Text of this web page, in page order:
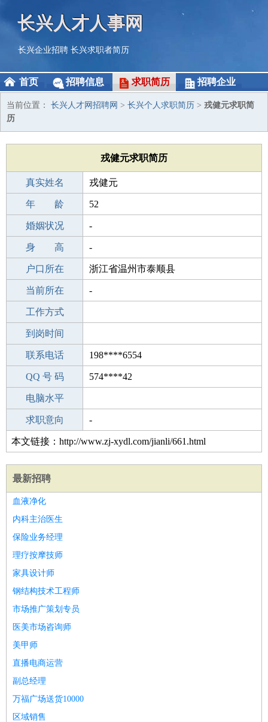
长兴人才人事网
长兴企业招聘 长兴求职者简历
首页 招聘信息 求职简历 招聘企业
当前位置： 长兴人才网招聘网 > 长兴个人求职简历 > 戎健元求职简
历
戎健元求职简历
真实姓名 戎健元
性 别 男
年 龄 52
出生年月 1974-09-26
婚姻状况 -
学 历 中专
身 高 -
毕业学校 中专
户口所在 浙江省温州市泰顺县
所学专业 -
当前所在 -
工作经验
工作方式
驾 照
到岗时间
期望月薪
联系电话 198****6554
手机号码 198****6554
QQ 号 码 574****42
微信号码
电脑水平
外语水平
求职意向 -
本文链接：http://www.zj-xydl.com/jianli/661.html
最新招聘
血液净化
内科主治医生
保险业务经理
理疗按摩技师
家具设计师
钢结构技术工程师
市场推广策划专员
医美市场咨询师
美甲师
直播电商运营
副总经理
万福广场送货10000
区域销售